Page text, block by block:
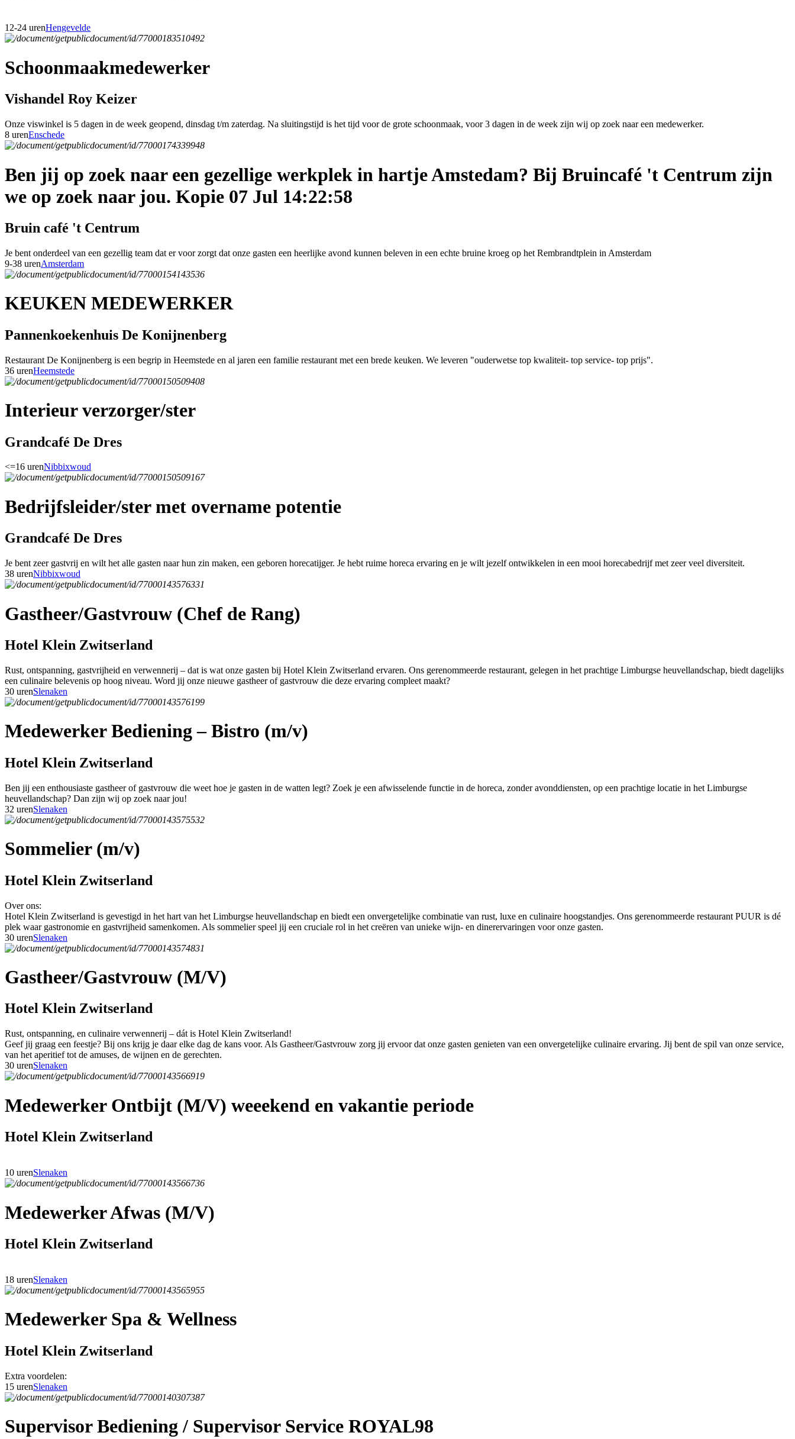
12-24 urenHengevelde
Schoonmaakmedewerker
Vishandel Roy Keizer
Onze viswinkel is 5 dagen in de week geopend, dinsdag t/m zaterdag. Na sluitingstijd is het tijd voor de grote schoonmaak, voor 3 dagen in de week zijn wij op zoek naar een medewerker.
8 urenEnschede
Ben jij op zoek naar een gezellige werkplek in hartje Amstedam? Bij Bruincafé 't Centrum zijn
we op zoek naar jou. Kopie 07 Jul 14:22:58
Bruin café 't Centrum
Je bent onderdeel van een gezellig team dat er voor zorgt dat onze gasten een heerlijke avond kunnen beleven in een echte bruine kroeg op het Rembrandtplein in Amsterdam
9-38 urenAmsterdam
KEUKEN MEDEWERKER
Pannenkoekenhuis De Konijnenberg
Restaurant De Konijnenberg is een begrip in Heemstede en al jaren een familie restaurant met een brede keuken. We leveren "ouderwetse top kwaliteit- top service- top prijs".
36 urenHeemstede
Interieur verzorger/ster
Grandcafé De Dres
<=16 urenNibbixwoud
Bedrijfsleider/ster met overname potentie
Grandcafé De Dres
Je bent zeer gastvrij en wilt het alle gasten naar hun zin maken, een geboren horecatijger. Je hebt ruime horeca ervaring en je wilt jezelf ontwikkelen in een mooi horecabedrijf met zeer veel diversiteit.
38 urenNibbixwoud
Gastheer/Gastvrouw (Chef de Rang)
Hotel Klein Zwitserland
Rust, ontspanning, gastvrijheid en verwennerij – dat is wat onze gasten bij Hotel Klein Zwitserland ervaren. Ons gerenommeerde restaurant, gelegen in het prachtige Limburgse heuvellandschap, biedt dagelijks
een culinaire belevenis op hoog niveau. Word jij onze nieuwe gastheer of gastvrouw die deze ervaring compleet maakt?
30 urenSlenaken
Medewerker Bediening – Bistro (m/v)
Hotel Klein Zwitserland
Ben jij een enthousiaste gastheer of gastvrouw die weet hoe je gasten in de watten legt? Zoek je een afwisselende functie in de horeca, zonder avonddiensten, op een prachtige locatie in het Limburgse
heuvellandschap? Dan zijn wij op zoek naar jou!
32 urenSlenaken
Sommelier (m/v)
Hotel Klein Zwitserland
Over ons:
Hotel Klein Zwitserland is gevestigd in het hart van het Limburgse heuvellandschap en biedt een onvergetelijke combinatie van rust, luxe en culinaire hoogstandjes. Ons gerenommeerde restaurant PUUR is dé
plek waar gastronomie en gastvrijheid samenkomen. Als sommelier speel jij een cruciale rol in het creëren van unieke wijn- en dinerervaringen voor onze gasten.
30 urenSlenaken
Gastheer/Gastvrouw (M/V)
Hotel Klein Zwitserland
Rust, ontspanning, en culinaire verwennerij – dát is Hotel Klein Zwitserland!
Geef jij graag een feestje? Bij ons krijg je daar elke dag de kans voor. Als Gastheer/Gastvrouw zorg jij ervoor dat onze gasten genieten van een onvergetelijke culinaire ervaring. Jij bent de spil van onze service,
van het aperitief tot de amuses, de wijnen en de gerechten.
30 urenSlenaken
Medewerker Ontbijt (M/V) weeekend en vakantie periode
Hotel Klein Zwitserland
10 urenSlenaken
Medewerker Afwas (M/V)
Hotel Klein Zwitserland
18 urenSlenaken
Medewerker Spa & Wellness
Hotel Klein Zwitserland
Extra voordelen:
15 urenSlenaken
Supervisor Bediening / Supervisor Service ROYAL98